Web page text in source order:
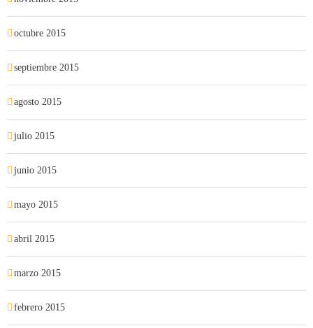
octubre 2015
septiembre 2015
agosto 2015
julio 2015
junio 2015
mayo 2015
abril 2015
marzo 2015
febrero 2015